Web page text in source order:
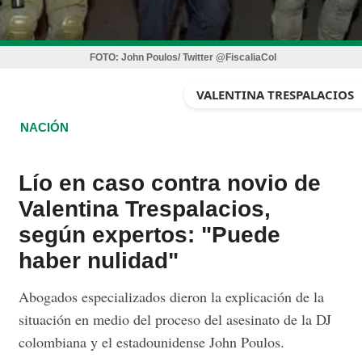
FOTO: John Poulos/ Twitter @FiscaliaCol
VALENTINA TRESPALACIOS
NACIÓN
Lío en caso contra novio de
Valentina Trespalacios,
según expertos: "Puede
haber nulidad"
Abogados especializados dieron la explicación de la
situación en medio del proceso del asesinato de la DJ
colombiana y el estadounidense John Poulos.